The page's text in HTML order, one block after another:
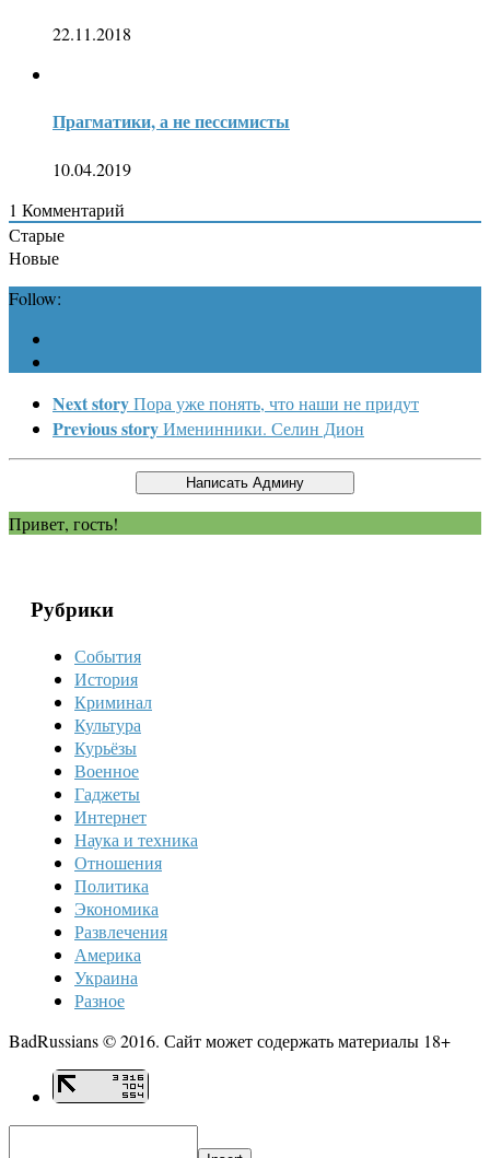
22.11.2018
Прагматики, а не пессимисты
10.04.2019
1 Комментарий
Старые
Новые
Follow:
Next storyПора уже понять, что наши не придут
Previous storyИменинники. Селин Дион
Привет, гость!
Рубрики
События
История
Криминал
Культура
Курьёзы
Военное
Гаджеты
Интернет
Наука и техника
Отношения
Политика
Экономика
Развлечения
Америка
Украина
Разное
BadRussians © 2016. Сайт может содержать материалы 18+